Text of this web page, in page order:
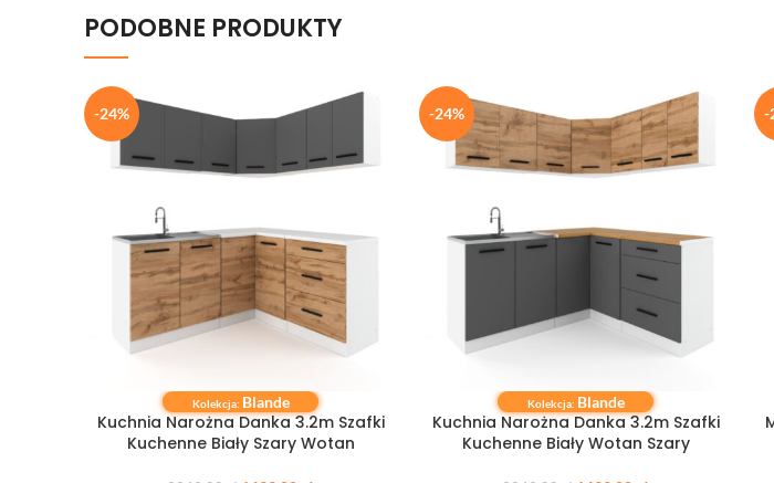
PODOBNE PRODUKTY
-24%
DODAJ DO KOSZYKA
Kolekcja: Blande
Kuchnia Narożna Danka 3.2m Szafki
Kuchenne Biały Szary Wotan
-24%
DODAJ DO KOSZYKA
Kolekcja: Blande
Kuchnia Narożna Danka 3.2m Szafki
Kuchenne Biały Wotan Szary
-